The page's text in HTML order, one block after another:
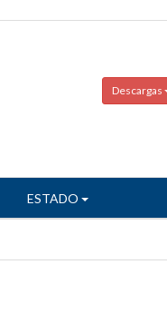
Descargas
ESTADO